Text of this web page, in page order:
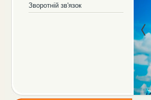
Зворотній зв'язок